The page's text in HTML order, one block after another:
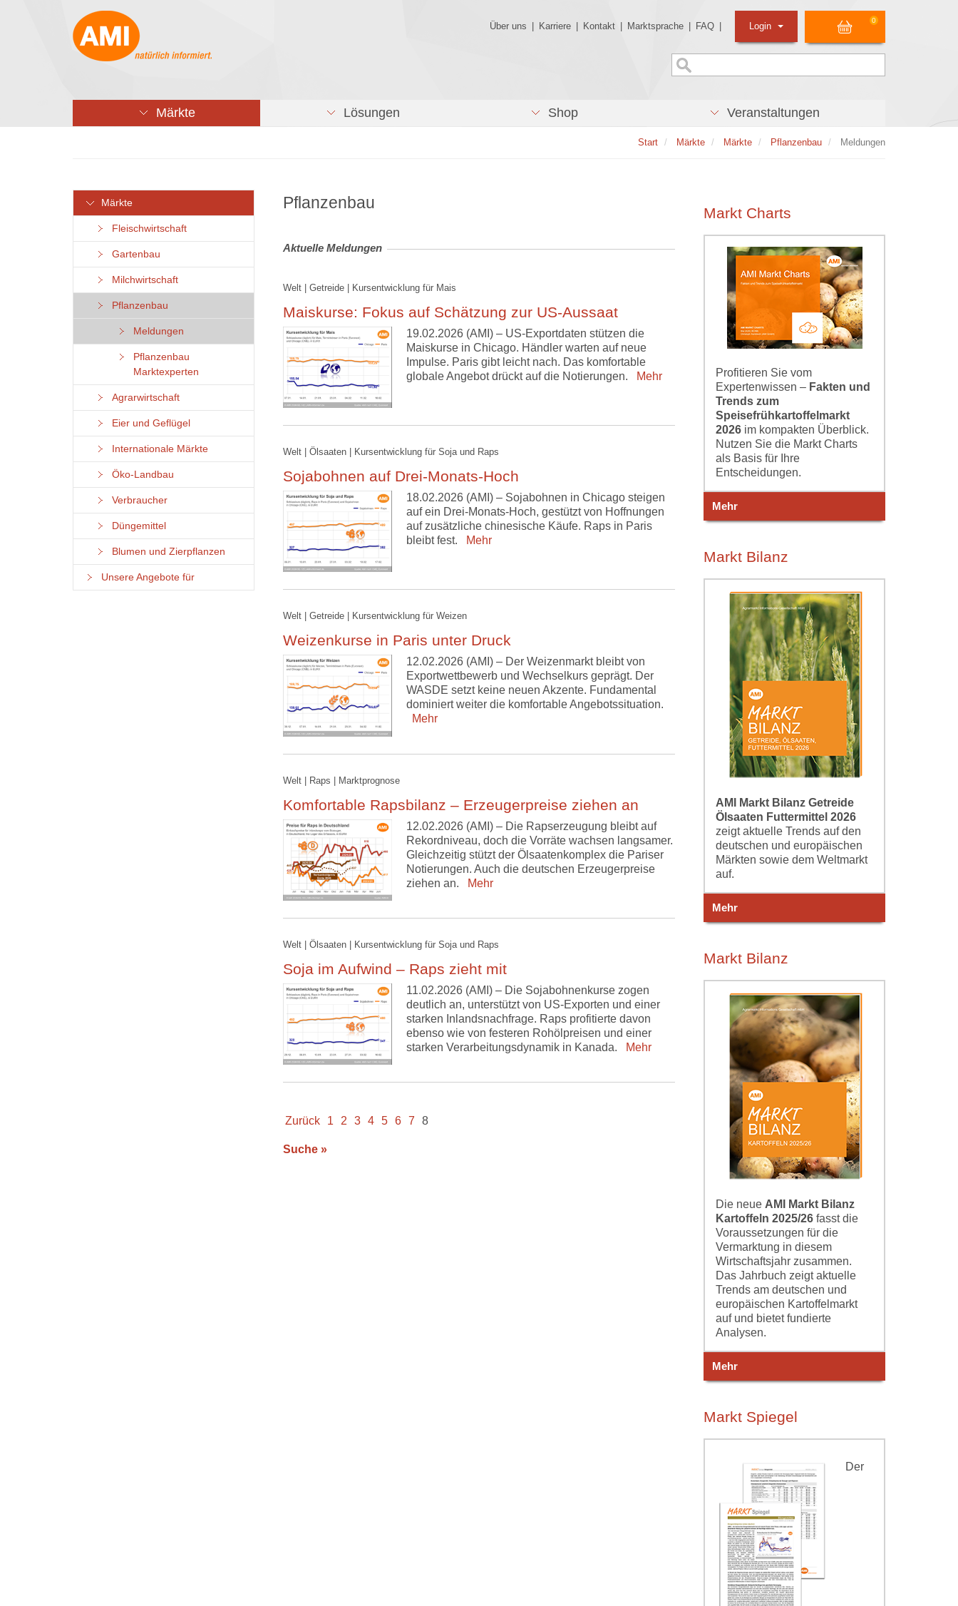
Über uns Karriere Kontakt Marktsprache FAQ
0
Login
Märkte Lösungen Shop Veranstaltungen
Start Märkte Märkte Pflanzenbau Meldungen
Märkte
Fleischwirtschaft
Gartenbau
Milchwirtschaft
Pflanzenbau
Meldungen
Pflanzenbau
Marktexperten
Agrarwirtschaft
Eier und Geflügel
Internationale Märkte
Öko-Landbau
Verbraucher
Düngemittel
Blumen und Zierpflanzen
Unsere Angebote für
Pflanzenbau
Aktuelle Meldungen
Welt | Getreide | Kursentwicklung für Mais
Maiskurse: Fokus auf Schätzung zur US-Aussaat
19.02.2026 (AMI) – US-Exportdaten stützen die
Maiskurse in Chicago. Händler warten auf neue
Impulse. Paris gibt leicht nach. Das komfortable
globale Angebot drückt auf die Notierungen.
Mehr
Welt | Ölsaaten | Kursentwicklung für Soja und Raps
Sojabohnen auf Drei-Monats-Hoch
18.02.2026 (AMI) – Sojabohnen in Chicago steigen
auf ein Drei-Monats-Hoch, gestützt von Hoffnungen
auf zusätzliche chinesische Käufe. Raps in Paris
bleibt fest.
Mehr
Welt | Getreide | Kursentwicklung für Weizen
Weizenkurse in Paris unter Druck
12.02.2026 (AMI) – Der Weizenmarkt bleibt von
Exportwettbewerb und Wechselkurs geprägt. Der
WASDE setzt keine neuen Akzente. Fundamental
dominiert weiter die komfortable Angebotssituation.
Mehr
Welt | Raps | Marktprognose
Komfortable Rapsbilanz – Erzeugerpreise ziehen an
12.02.2026 (AMI) – Die Rapserzeugung bleibt auf
Rekordniveau, doch die Vorräte wachsen langsamer.
Gleichzeitig stützt der Ölsaatenkomplex die Pariser
Notierungen. Auch die deutschen Erzeugerpreise
ziehen an.
Mehr
Welt | Ölsaaten | Kursentwicklung für Soja und Raps
Soja im Aufwind – Raps zieht mit
11.02.2026 (AMI) – Die Sojabohnenkurse zogen
deutlich an, unterstützt von US-Exporten und einer
starken Inlandsnachfrage. Raps profitierte davon
ebenso wie von festeren Rohölpreisen und einer
starken Verarbeitungsdynamik in Kanada.
Mehr
Zurück 1 2 3 4 5 6 7 8
Suche »
Markt Charts
Profitieren Sie vom
Expertenwissen – Fakten und
Trends zum
Speisefrühkartoffelmarkt
2026 im kompakten Überblick.
Nutzen Sie die Markt Charts
als Basis für Ihre
Entscheidungen.
Mehr
Markt Bilanz
AMI Markt Bilanz Getreide
Ölsaaten Futtermittel 2026
zeigt aktuelle Trends auf den
deutschen und europäischen
Märkten sowie dem Weltmarkt
auf.
Mehr
Markt Bilanz
Die neue AMI Markt Bilanz
Kartoffeln 2025/26 fasst die
Voraussetzungen für die
Vermarktung in diesem
Wirtschaftsjahr zusammen.
Das Jahrbuch zeigt aktuelle
Trends am deutschen und
europäischen Kartoffelmarkt
auf und bietet fundierte
Analysen.
Mehr
Markt Spiegel
Der